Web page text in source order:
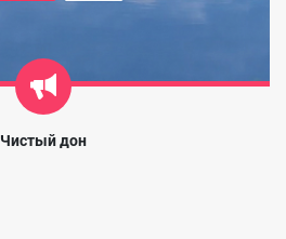
Чистый дон